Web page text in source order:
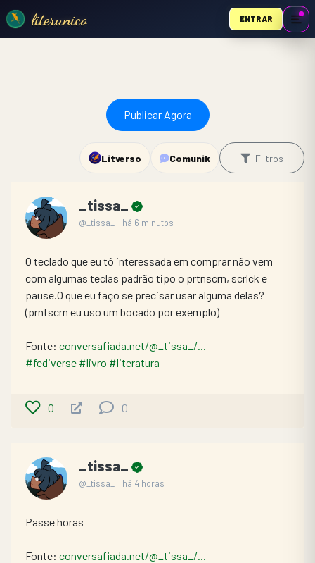
literunico ENTRAR
Publicar Agora
Litverso Comunik Filtros
_tissa_
@_tissa_ há 6 minutos
O teclado que eu tô interessada em comprar não vem
com algumas teclas padrão tipo o prtnscrn, scrlck e
pause.O que eu faço se precisar usar alguma delas?
(prntscrn eu uso um bocado por exemplo)
Fonte: conversafiada.net/@_tissa_/...
#fediverse #livro #literatura
0 0
_tissa_
@_tissa_ há 4 horas
Passe horas
Fonte: conversafiada.net/@_tissa_/...